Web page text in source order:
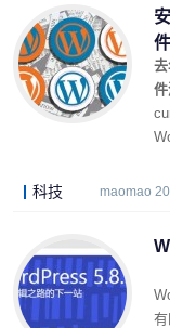
件
科技 maomao